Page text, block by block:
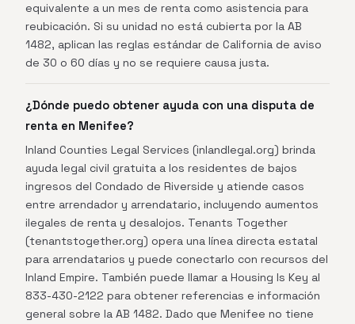
equivalente a un mes de renta como asistencia para
reubicación. Si su unidad no está cubierta por la AB
1482, aplican las reglas estándar de California de aviso
de 30 o 60 días y no se requiere causa justa.
¿Dónde puedo obtener ayuda con una disputa de
renta en Menifee?
Inland Counties Legal Services (inlandlegal.org) brinda
ayuda legal civil gratuita a los residentes de bajos
ingresos del Condado de Riverside y atiende casos
entre arrendador y arrendatario, incluyendo aumentos
ilegales de renta y desalojos. Tenants Together
(tenantstogether.org) opera una línea directa estatal
para arrendatarios y puede conectarlo con recursos del
Inland Empire. También puede llamar a Housing Is Key al
833-430-2122 para obtener referencias e información
general sobre la AB 1482. Dado que Menifee no tiene